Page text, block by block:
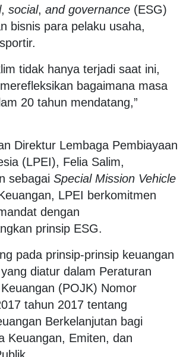
, social, and governance (ESG)
bisnis para pelaku usaha,
tidak hanya terjadi saat ini,
bagaimana masa
20 tahun mendatang,”
Direktur Lembaga Pembiayaan
(LPEI), Felia Salim,
sebagai Special Mission Vehicle
LPEI berkomitmen
dengan
prinsip ESG.
pada prinsip-prinsip keuangan
diatur dalam Peraturan
(POJK) Nomor
tahun 2017 tentang
Berkelanjutan bagi
Keuangan, Emiten, dan